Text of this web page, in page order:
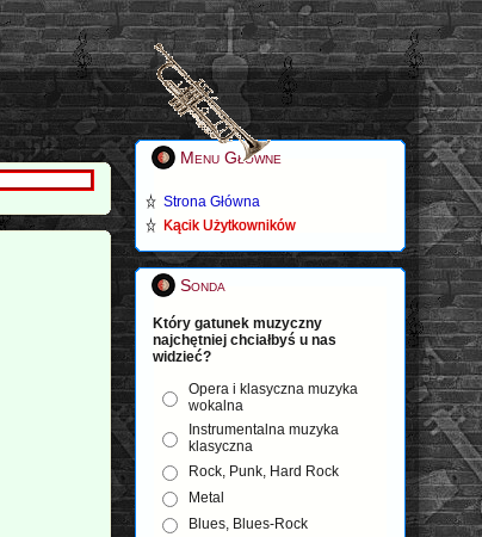
Menu Główne
Strona Główna
Kącik Użytkowników
Sonda
Który gatunek muzyczny
najchętniej chciałbyś u nas
widzieć?
Opera i klasyczna muzyka
wokalna
Instrumentalna muzyka
klasyczna
Rock, Punk, Hard Rock
Metal
Blues, Blues-Rock